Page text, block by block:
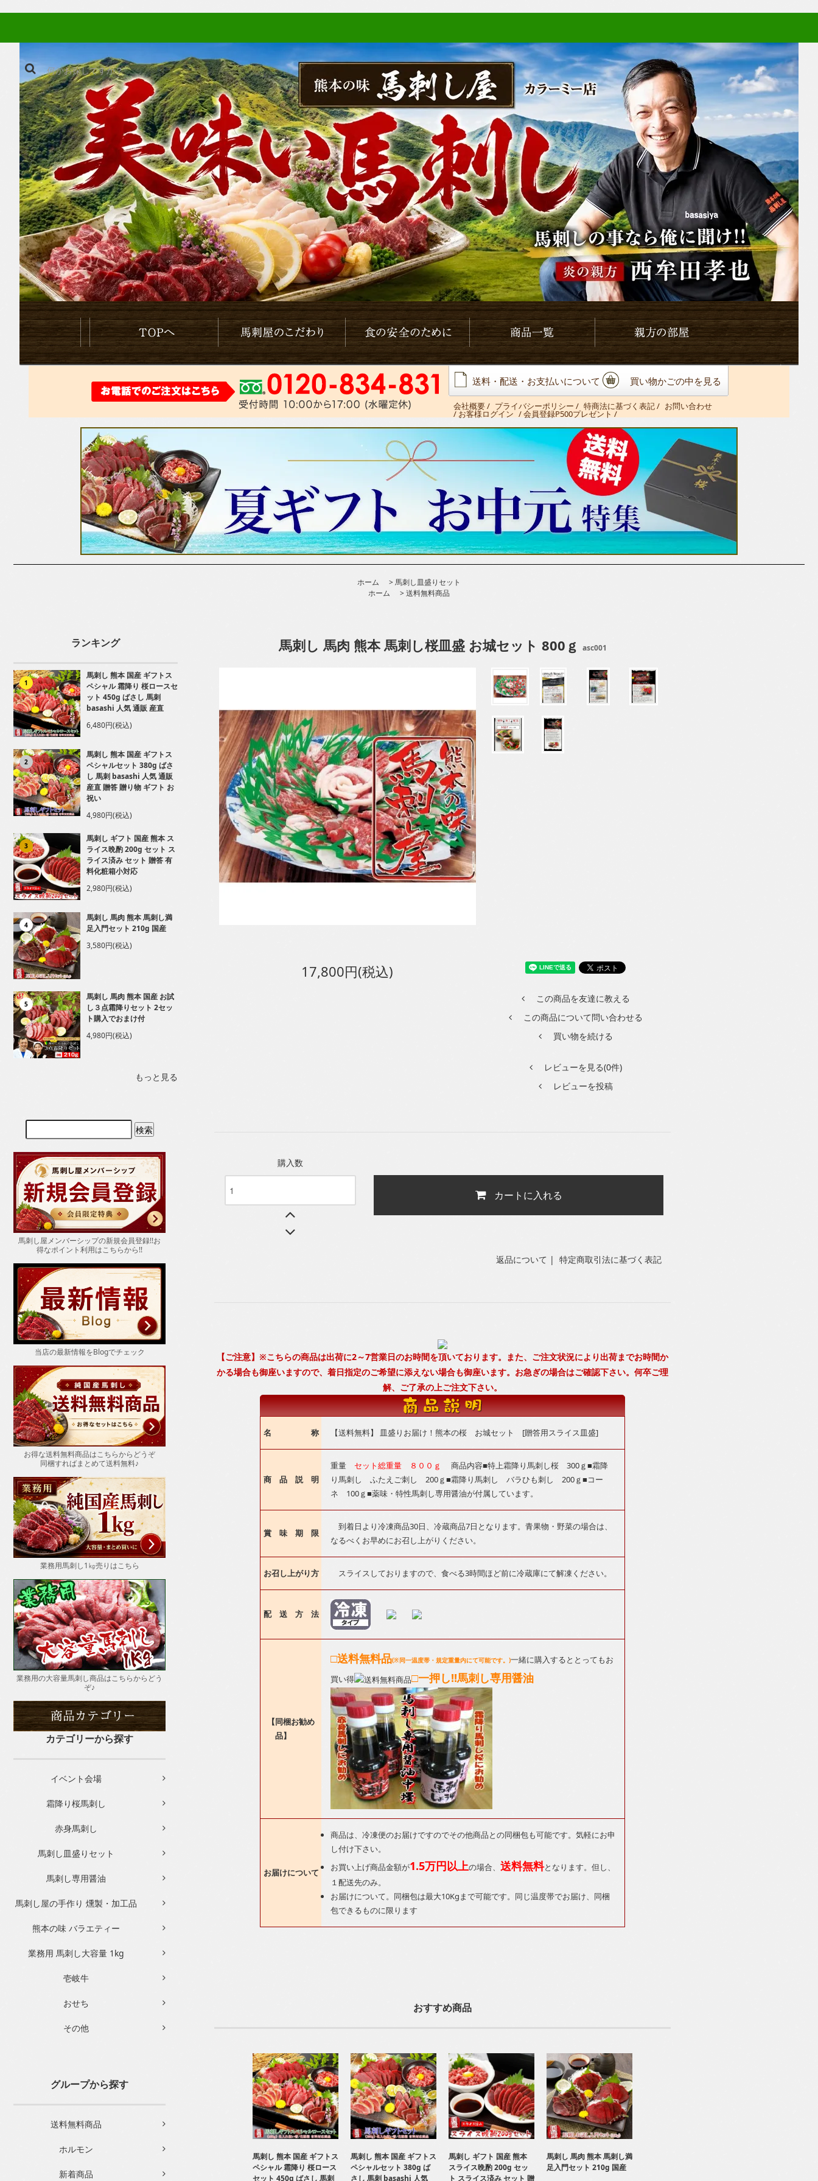
馬刺やのこだわり 食の安全の為に 親方の部屋
送料・配送・お支払いについて 買い物かごの中を見る
会社概要/ プライバシーポリシー / 特商法に基づく表記/ お問い合わせ
/ お客様ログイン / 会員登録P500プレゼント /
ホーム >馬刺し皿盛りセット
ホーム
>送料無料商品
ランキング
1
馬刺し 熊本 国産 ギフトス
ペシャル 霜降り 桜ロースセ
ット 450g ばさし 馬刺
basashi 人気 通販 産直
6,480円(税込)
2
馬刺し 熊本 国産 ギフトス
ペシャルセット 380g ばさ
し 馬刺 basashi 人気 通販
産直 贈答 贈り物 ギフト お
祝い
4,980円(税込)
3
馬刺し ギフト 国産 熊本 ス
ライス晩酌 200g セット ス
ライス済み セット 贈答 有
料化粧箱小対応
2,980円(税込)
4
馬刺し 馬肉 熊本 馬刺し満
足入門セット 210g 国産
3,580円(税込)
5
馬刺し 馬肉 熊本 国産 お試
し３点霜降りセット 2セッ
ト購入でおまけ付
4,980円(税込)
もっと見る
馬刺し屋メンバーシップの新規会員登録!!お
得なポイント利用はこちらから!!
当店の最新情報をBlogでチェック
お得な送料無料商品はこちらからどうぞ
同梱すればまとめて送料無料♪
業務用馬刺し1㎏売りはこちら
業務用の大容量馬刺し商品はこちらからどう
ぞ♪
カテゴリーから探す
イベント会場
霜降り桜馬刺し
赤身馬刺し
馬刺し皿盛りセット
馬刺し専用醤油
馬刺し屋の手作り 燻製・加工品
熊本の味 バラエティー
業務用 馬刺し大容量 1kg
壱岐牛
おせち
その他
グループから探す
送料無料商品
ホルモン
新着商品
馬刺し 馬肉 熊本 馬刺し桜皿盛 お城セット 800ｇ asc001
17,800円(税込)
この商品を友達に教える
この商品について問い合わせる
買い物を続ける
レビューを見る(0件)
レビューを投稿
購入数
カートに入れる
返品について | 特定商取引法に基づく表記
【ご注意】※こちらの商品は出荷に2～7営業日のお時間を頂いております。また、ご注文状況により出荷までお時間か
かる場合も御座いますので、着日指定のご希望に添えない場合も御座います。お急ぎの場合はご確認下さい。何卒ご理
解、ご了承の上ご注文下さい。
名 称 【送料無料】 皿盛りお届け！熊本の桜 お城セット [贈答用スライス皿盛]
商 品 説 明
重量 セット総重量 ８００ｇ
商品内容■特上霜降り馬刺し桜 300ｇ■霜降
り馬刺し ふたえご刺し 200ｇ■霜降り馬刺し バラひも刺し 200ｇ■コー
ネ 100ｇ■薬味・特性馬刺し専用醤油が付属しています。
賞 味 期 限
到着日より冷凍商品30日、冷蔵商品7日となります。青果物・野菜の場合は、
なるべくお早めにお召し上がりください。
お召し上がり方 スライスしておりますので、食べる3時間ほど前に冷蔵庫にて解凍ください。
配 送 方 法
【同梱お勧め
品】
□送料無料品(※同一温度帯・規定重量内にて可能です。)一緒に購入するととってもお
買い得
□一押し!!馬刺し専用醤油
お届けについて
商品は、冷凍便のお届けですのでその他商品との同梱包も可能です。気軽にお申
し付け下さい。
お買い上げ商品金額が1.5万円以上の場合、 送料無料となります。但し、
１配送先のみ。
お届けについて。同梱包は最大10Kgまで可能です。同じ温度帯でお届け、同梱
包できるものに限ります
おすすめ商品
馬刺し 熊本 国産 ギフトス
ペシャル 霜降り 桜ロース
セット 450g ばさし 馬刺
馬刺し 熊本 国産 ギフトス
ペシャルセット 380g ば
さし 馬刺 basashi 人気
馬刺し ギフト 国産 熊本
スライス晩酌 200g セッ
ト スライス済み セット 贈
馬刺し 馬肉 熊本 馬刺し満
足入門セット 210g 国産